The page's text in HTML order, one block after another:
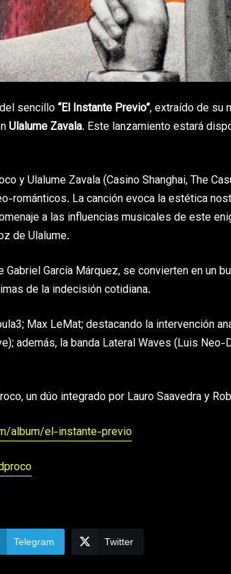
sencillo“El Instante Previo”, extraído de su
Ulalume Zavala. Este lanzamiento estará
y Ulalume Zavala (Casino Shanghai, The
románticos. La canción evoca la estética
a las influencias musicales de este
de Ulalume.
Gabriel García Márquez, se convierten en un
de la indecisión cotidiana.
Max LeMat; destacando la intervención
además, la banda Lateral Waves (Luis Neo-
un dúo integrado por Lauro Saavedra y
album/el-instante-previo
Telegram Twitter